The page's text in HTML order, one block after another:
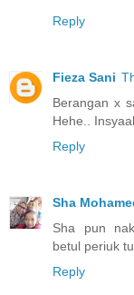
Reply
Fieza Sani
Berangan x
Hehe..
Reply
Sha
Sha pun
betul periuk tu..
Reply